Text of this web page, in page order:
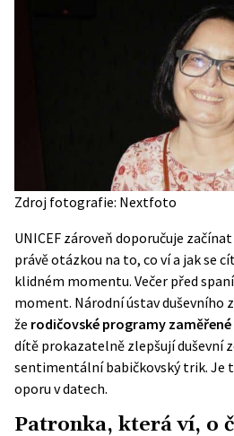
Zdroj fotografie: Nextfoto
UNICEF zároveň doporučuje
právě otázkou na to, co ví a jak se
klidném momentu. Večer před
moment. Národní ústav duševního
že rodičovské programy
dítě prokazatelně zlepšují duševní
sentimentální babičkovský trik. Je
oporu v datech.
Patronka, která ví, o